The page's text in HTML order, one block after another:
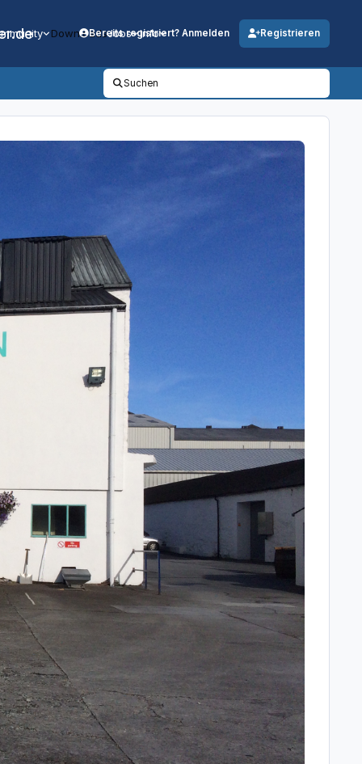
DownloadsJobs Info
Bereits registriert? Anmelden Registrieren
Suchen